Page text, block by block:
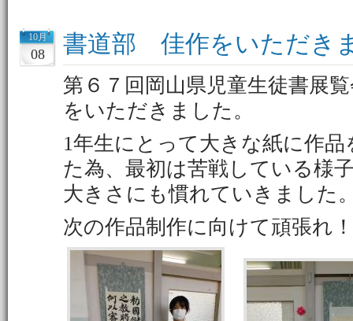
10月
08 書道部 佳作をいただき
第６７回岡山県児童生徒書展
をいただきました。
1年生にとって大きな紙に作
た為、最初は苦戦している様
大きさにも慣れていきました
次の作品制作に向けて頑張れ！